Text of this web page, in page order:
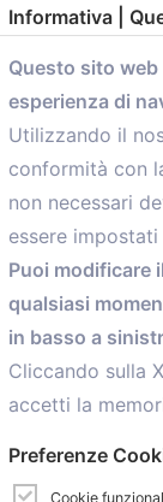
Menù
Home
Servizi
Convenzioni
Voce delle
Informazioni
News
personalCaf
Informativa |
Questo sito
esperienza di
Utilizzando il
conformità con
non necessari
essere
Puoi modificare
qualsiasi
in basso a
Cliccando sulla
accetti la
Preferenze
Cookie